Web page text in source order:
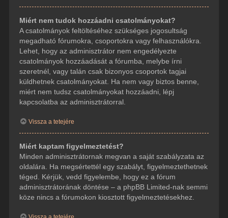
Miért nem tudok hozzáadni csatolmányokat?
A csatolmányok feltöltéséhez szükséges jogosultság
megadható fórumokra, csoportokra vagy felhasználókra.
Lehet, hogy az adminisztrátor nem engedélyezte
csatolmányok hozzáadását a fórumba, melybe írni
szeretnél, vagy talán csak bizonyos csoportok tagjai
küldhetnek csatolmányokat. Ha nem vagy biztos benne,
miért nem tudsz csatolmányokat hozzáadni, lépj
kapcsolatba az adminisztrátorral.
Vissza a tetejére
Miért kaptam figyelmeztetést?
Minden adminisztrátornak megvan a saját szabályzata az
oldalára. Ha megsértettél egy szabályt, figyelmeztethetnek
téged. Kérjük, vedd figyelembe, hogy ez a fórum
adminisztrátorának döntése – a phpBB Limited-nak semmi
köze nincs a fórumokon kiosztott figyelmeztetésekhez.